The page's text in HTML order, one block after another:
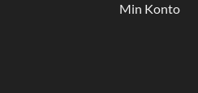
Min Konto